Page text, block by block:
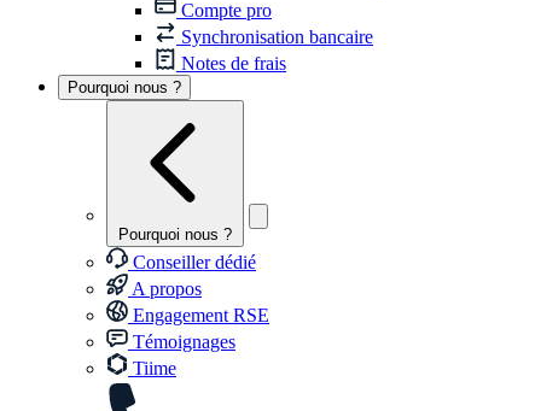
Compte pro
Synchronisation bancaire
Notes de frais
Pourquoi nous ?
Pourquoi nous ?
Conseiller dédié
A propos
Engagement RSE
Témoignages
Tiime